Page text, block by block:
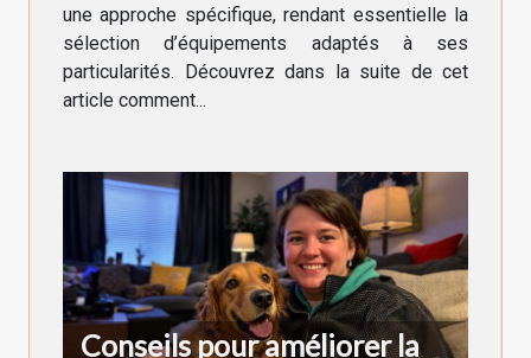
une approche spécifique, rendant essentielle la
sélection d’équipements adaptés à ses
particularités. Découvrez dans la suite de cet
article comment...
Conseils pour améliorer la